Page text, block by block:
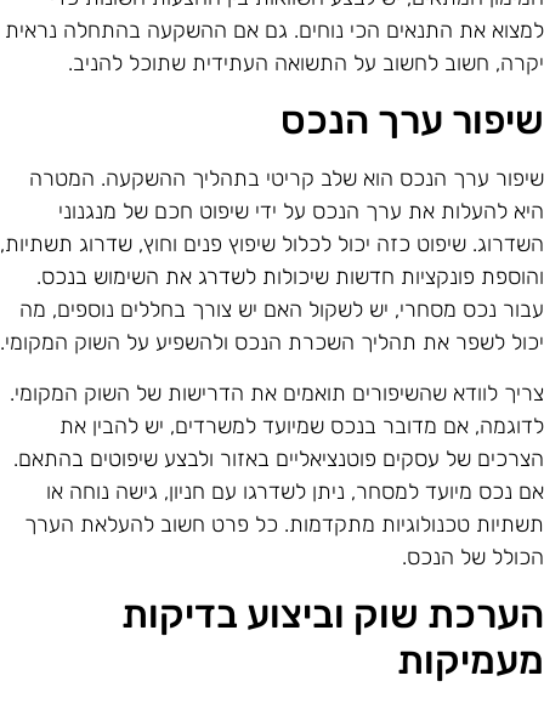
את התנאים הכי נוחים. גם אם ההשקעה בהתחלה נראית
חשוב לחשוב על התשואה העתידית שתוכל להניב.
ערך הנכס
ערך הנכס הוא שלב קריטי בתהליך ההשקעה. המטרה
להעלות את ערך הנכס על ידי שיפוט חכם של מנגנוני
שיפוט כזה יכול לכלול שיפוץ פנים וחוץ, שדרוג תשתיות,
פונקציות חדשות שיכולות לשדרג את השימוש בנכס.
נכס מסחרי, יש לשקול האם יש צורך בחללים נוספים, מה
לשפר את תהליך השכרת הנכס ולהשפיע על השוק המקומי.
לוודא שהשיפורים תואמים את הדרישות של השוק המקומי.
אם מדובר בנכס שמיועד למשרדים, יש להבין את
של עסקים פוטנציאליים באזור ולבצע שיפוטים בהתאם.
נכס מיועד למסחר, ניתן לשדרגו עם חניון, גישה נוחה או
טכנולוגיות מתקדמות. כל פרט חשוב להעלאת הערך
של הנכס.
שוק וביצוע בדיקות